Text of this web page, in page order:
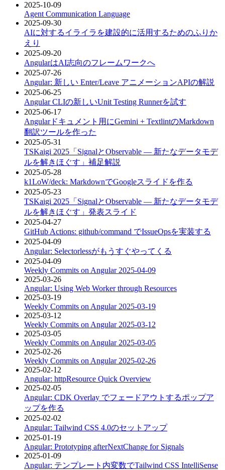
2025-10-09
Agent Communication Language
2025-09-30
AIに対するイライラを建設的に活用するためのふりか
えり
2025-09-20
AngularはAI志向のフレームワークへ
2025-07-26
Angular: 新しい Enter/Leave アニメーションAPIの解説
2025-06-25
Angular CLIの新しいUnit Testing Runnerを試す
2025-06-17
Angularドキュメント用にGemini + TextlintのMarkdown
翻訳ツールを作った
2025-05-31
TSKaigi 2025「SignalとObservable ― 新たなデータモデ
ルを解きほぐす」補足解説
2025-05-28
k1LoW/deck: MarkdownでGoogleスライドを作る
2025-05-23
TSKaigi 2025「SignalとObservable ― 新たなデータモデ
ルを解きほぐす」発表スライド
2025-04-27
GitHub Actions: github/command でIssueOpsを実装する
2025-04-09
Angular: Selectorlessがもうすぐやってくる
2025-04-09
Weekly Commits on Angular 2025-04-09
2025-03-26
Angular: Using Web Worker through Resources
2025-03-19
Weekly Commits on Angular 2025-03-19
2025-03-12
Weekly Commits on Angular 2025-03-12
2025-03-05
Weekly Commits on Angular 2025-03-05
2025-02-26
Weekly Commits on Angular 2025-02-26
2025-02-12
Angular: httpResource Quick Overview
2025-02-05
Angular: CDK Overlay でフェードアウトするポップア
ップを作る
2025-02-02
Angular: Tailwind CSS 4.0のセットアップ
2025-01-19
Angular: Prototyping afterNextChange for Signals
2025-01-09
Angular: テンプレート内変数でTailwind CSS IntelliSense